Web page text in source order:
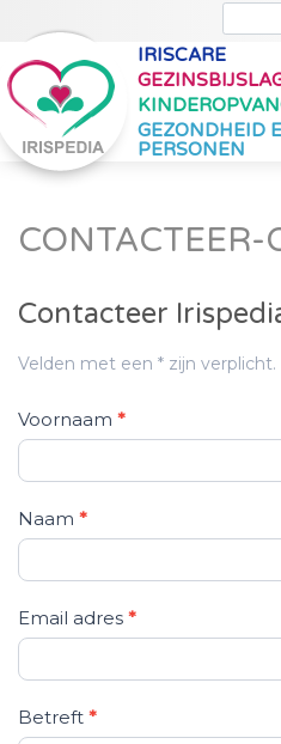
IRISCARE
GEZONDHEID
PERSONEN
CONTACTEER-
Contacteer
C
n
a
c
t
e
e
r
-
Velden met een * zijn verplicht.
Voornaam *
Naam *
Email adres *
Betreft *